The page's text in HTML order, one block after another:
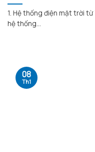
1. Hệ thống điện mặt trời
hệ thống...
08
Th1